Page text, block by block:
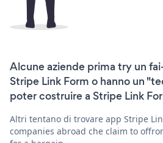
Alcune aziende prima try un
Stripe Link Form o hanno un
poter costruire a Stripe Link
Altri tentano di trovare app Stripe
companies abroad che claim to